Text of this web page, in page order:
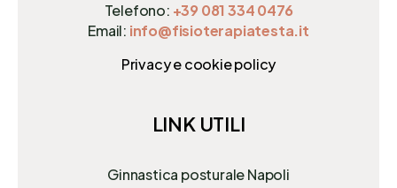
Telefono: +39 081 334 0476
Email: info@fisioterapiatesta.it
Privacy e cookie policy
LINK UTILI
Ginnastica posturale Napoli